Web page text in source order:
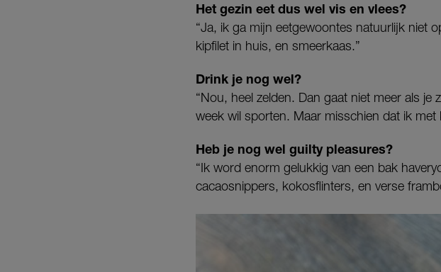
Het gezin eet dus wel vis en vlees?
“Ja, ik ga mijn eetgewoontes natuurlijk niet
kipfilet in huis, en smeerkaas.”
Drink je nog wel?
“Nou, heel zelden. Dan gaat niet meer als
week wil sporten. Maar misschien dat ik met
Heb je nog wel guilty pleasures?
“Ik word enorm gelukkig van een bak
cacaosnippers, kokosflinters, en verse